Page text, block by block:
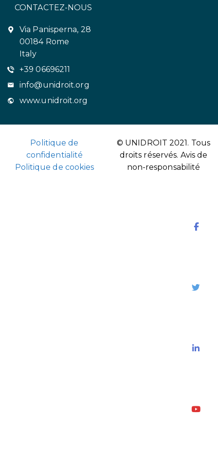
CONTACTEZ-NOUS
Via Panisperna, 28
00184 Rome
Italy
+39 06696211
info@unidroit.org
www.unidroit.org
Politique de
confidentialité
Politique de cookies
© UNIDROIT 2021. Tous
droits réservés. Avis de
non-responsabilité